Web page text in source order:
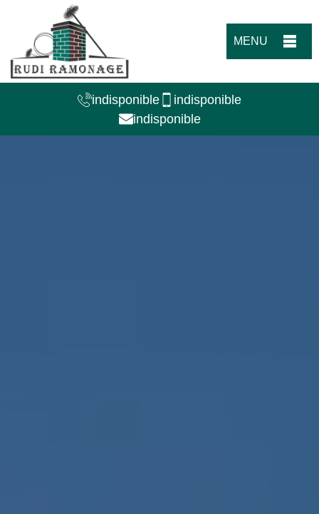
MENU
indisponible
indisponible
indisponible